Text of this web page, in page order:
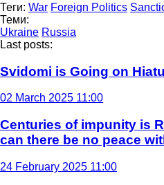
Теги: War Foreign Politics
Теми:
Ukraine Russia
Last posts:
Svidomi is Going on
02 March 2025 11:00
Centuries of impunity is
can there be no peace
24 February 2025 11:00